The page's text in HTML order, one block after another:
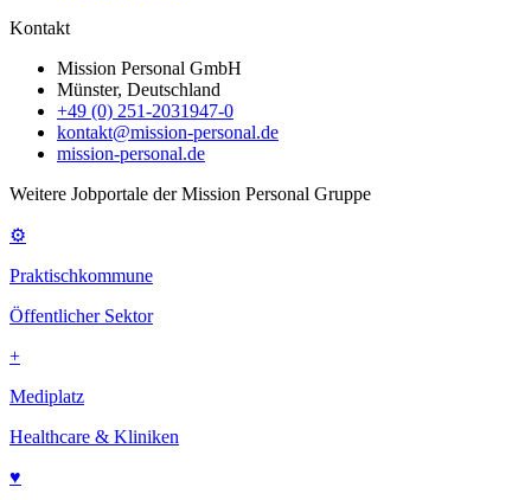
Kontakt
Mission Personal GmbH
Münster, Deutschland
+49 (0) 251-2031947-0
kontakt@mission-personal.de
mission-personal.de
Weitere Jobportale der Mission Personal Gruppe
⚙
Praktischkommune
Öffentlicher Sektor
+
Mediplatz
Healthcare & Kliniken
♥